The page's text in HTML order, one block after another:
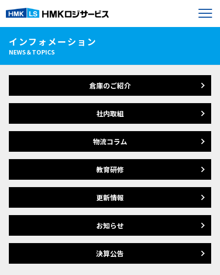
インフォメーション
NEWS＆TOPICS
倉庫のご紹介
社内取組
物流コラム
教育研修
更新情報
お知らせ
決算公告